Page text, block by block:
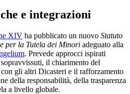
e integrazioni
XIV ha pubblicato un nuovo Statuto
per la Tutela dei Minori adeguato alla
. Prevede approcci ispirati
il chiarimento del
gli altri Dicasteri e il rafforzamento
della responsabilità, della trasparenza
a livello globale.